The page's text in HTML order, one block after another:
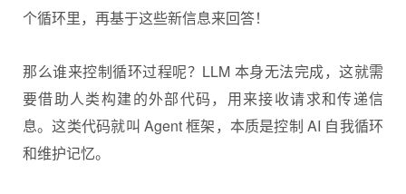
个循环里，再基于这些新信息来回答！
那么谁来控制循环过程呢？LLM 本身无法完成，这就需
要借助人类构建的外部代码，用来接收请求和传递信
息。这类代码就叫 Agent 框架，本质是控制 AI 自我循环
和维护记忆。